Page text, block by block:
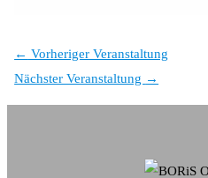
← Vorheriger Veranstaltung
Nächster Veranstaltung →